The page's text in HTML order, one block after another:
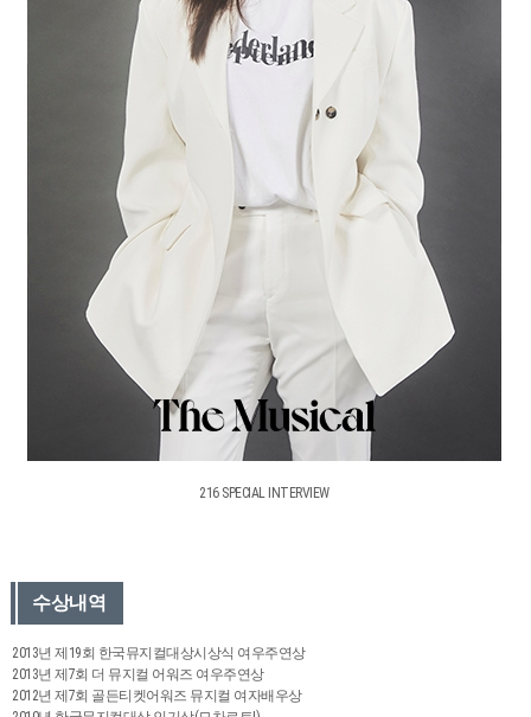
216 SPECIAL INTERVIEW
수상내역
2013년 제19회 한국뮤지컬대상시상식 여우주연상
2013년 제7회 더 뮤지컬 어워즈 여우주연상
2012년 제7회 골든티켓어워즈 뮤지컬 여자배우상